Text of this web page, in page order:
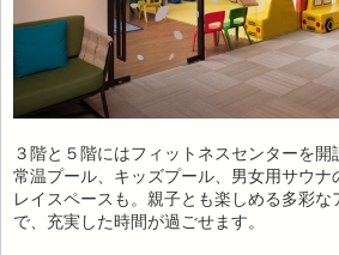
３階と５階にはフィットネスセンターを
常温プール、キッズプール、男女用サウ
レイスペースも。親子とも楽しめる多彩な
で、充実した時間が過ごせます。